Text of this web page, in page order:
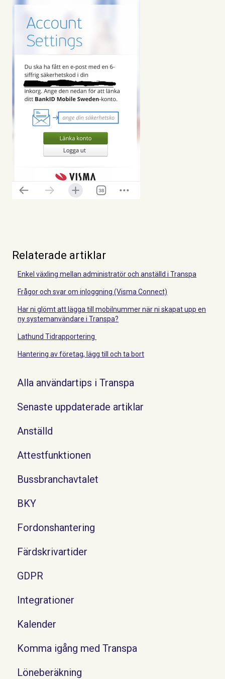
Relaterade artiklar
Enkel växling mellan administratör och anställd i Transpa
Frågor och svar om inloggning (Visma Connect)
Har ni glömt att lägga till mobilnummer när ni skapat upp en
ny systemanvändare i Transpa?
Lathund Tidrapportering
Hantering av företag, lägg till och ta bort
Alla användartips i Transpa
Senaste uppdaterade artiklar
Anställd
Attestfunktionen
Bussbranchavtalet
BKY
Fordonshantering
Färdskrivartider
GDPR
Integrationer
Kalender
Komma igång med Transpa
Löneberäkning